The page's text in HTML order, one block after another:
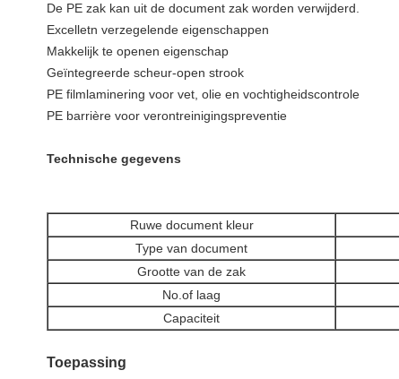
De PE zak kan uit de document zak worden verwijderd.
Excelletn verzegelende eigenschappen
Makkelijk te openen eigenschap
Geïntegreerde scheur-open strook
PE filmlaminering voor vet, olie en vochtigheidscontrole
PE barrière voor verontreinigingspreventie
Technische gegevens
Ruwe document kleur
Type van document
Grootte van de zak
No.of laag
Capaciteit
Toepassing